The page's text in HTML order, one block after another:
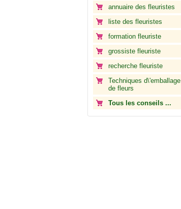
annuaire des fleuristes
liste des fleuristes
formation fleuriste
grossiste fleuriste
recherche fleuriste
Techniques d\'emballage
de fleurs
Tous les conseils ...